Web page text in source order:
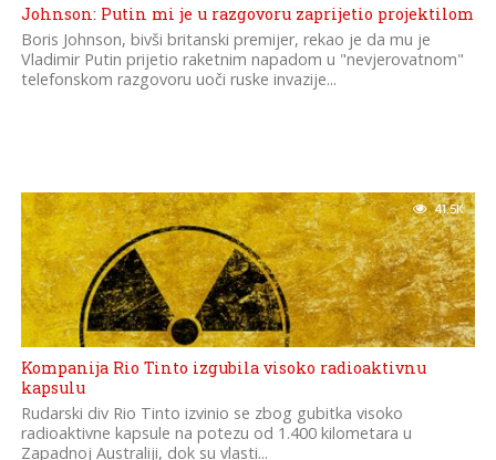
Johnson: Putin mi je u razgovoru zaprijetio projektilom
Boris Johnson, bivši britanski premijer, rekao je da mu je
Vladimir Putin prijetio raketnim napadom u "nevjerovatnom"
telefonskom razgovoru uoči ruske invazije...
41.5K
Kompanija Rio Tinto izgubila visoko radioaktivnu
kapsulu
Rudarski div Rio Tinto izvinio se zbog gubitka visoko
radioaktivne kapsule na potezu od 1.400 kilometara u
Zapadnoj Australiji, dok su vlasti...